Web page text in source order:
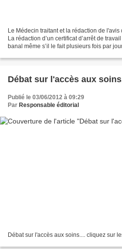
Le Médecin traitant et la rédaction de l'avis
La rédaction d’un certificat d’arrêt de
banal même s’il le fait plusieurs fois par
Débat sur l'accès aux
Publié le 03/06/2012 à 09:29
Par Responsable éditorial
Débat sur l'accès aux soins.... cliquez sur